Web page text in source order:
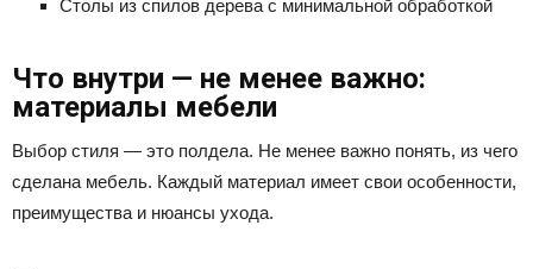
Столы из спилов дерева с минимальной обработкой
Что внутри — не менее важно:
материалы мебели
Выбор стиля — это полдела. Не менее важно понять, из чего
сделана мебель. Каждый материал имеет свои особенности,
преимущества и нюансы ухода.